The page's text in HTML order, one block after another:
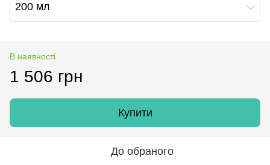
200 мл
В наявності
1 506 грн
Купити
До обраного